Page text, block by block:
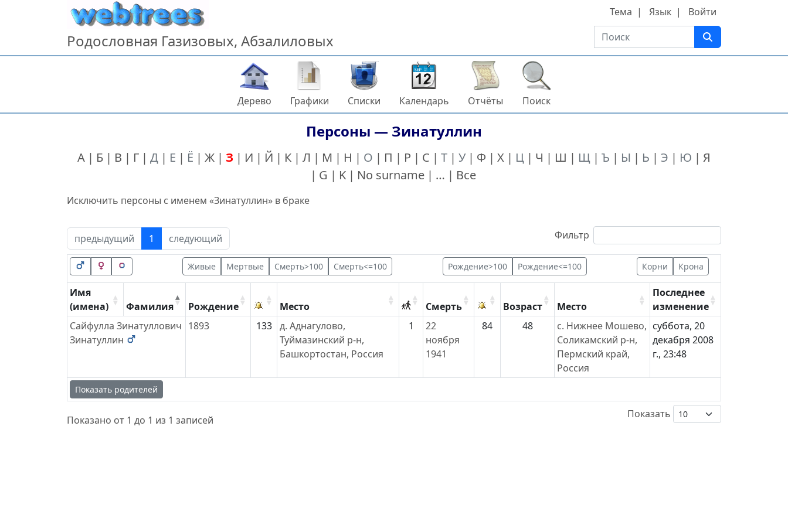
Перейти к содержанию
Родословная Газизовых, Абзалиловых Поиск
Тема Язык Войти
Дерево Графики Списки Календарь Отчёты Поиск
Персоны — Зинатуллин
А Б В Г Д Е Ё Ж З И Й К Л М Н О П Р С Т У Ф Х Ц Ч Ш Щ Ъ Ы Ь Э Ю
Я
G
K No surname … Все
Исключить персоны с именем «Зинатуллин» в браке
предыдущий 1 следующий Фильтр
Живые Мертвые Смерть>100 Смерть<=100 Рождение>100 Рождение<=100 Корни Крона
Имя
(имена)
Фамилия Рождение Место Смерть Возраст Место
Последнее
изменение
Сайфулла Зинатуллович
Зинатуллин
1893 133
д. Аднагулово,
Туймазинский р-н,
Башкортостан, Россия
1
22
ноября
1941
84 48
с. Нижнее Мошево,
Соликамский р-н,
Пермский край,
Россия
суббота, 20
декабря 2008
г., 23:48
Показать родителей
Показано от 1 до 1 из 1 записей Показать